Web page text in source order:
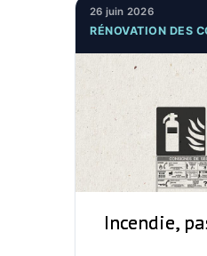
26 juin 2026
RÉNOVATION DES
Incendie,